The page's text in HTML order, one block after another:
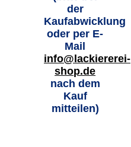
der
Kaufabwicklung
oder per E-
Mail
info@lackiererei-
shop.de
nach dem
Kauf
mitteilen)